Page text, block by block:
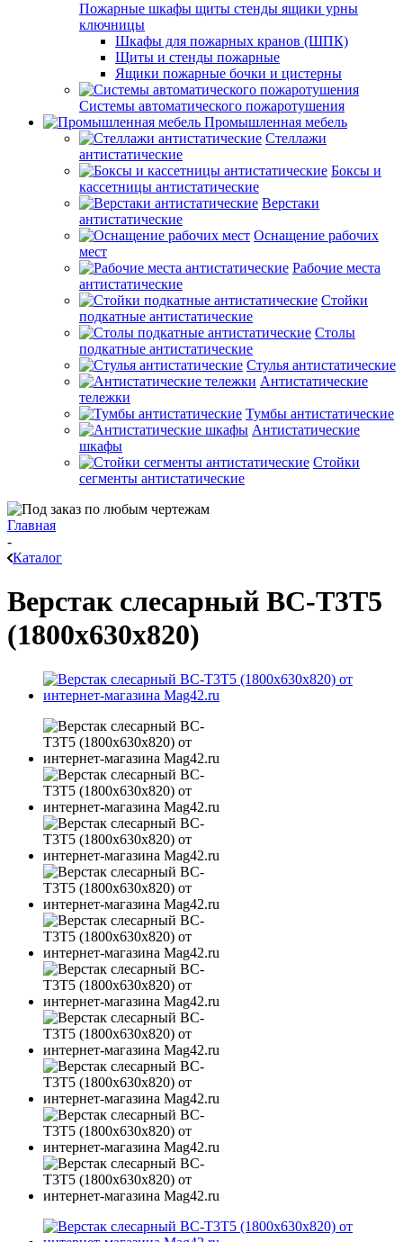
Пожарные шкафы щиты стенды ящики урны
ключницы
Шкафы для пожарных кранов (ШПК)
Щиты и стенды пожарные
Ящики пожарные бочки и цистерны
Системы автоматического пожаротушения
Промышленная мебель
Стеллажи
антистатические
Боксы и
кассетницы антистатические
Верстаки
антистатические
Оснащение рабочих
мест
Рабочие места
антистатические
Стойки
подкатные антистатические
Столы
подкатные антистатические
Стулья антистатические
Антистатические
тележки
Тумбы антистатические
Антистатические
шкафы
Стойки
сегменты антистатические
Главная
-
Каталог
Верстак слесарный ВС-Т3Т5
(1800x630x820)